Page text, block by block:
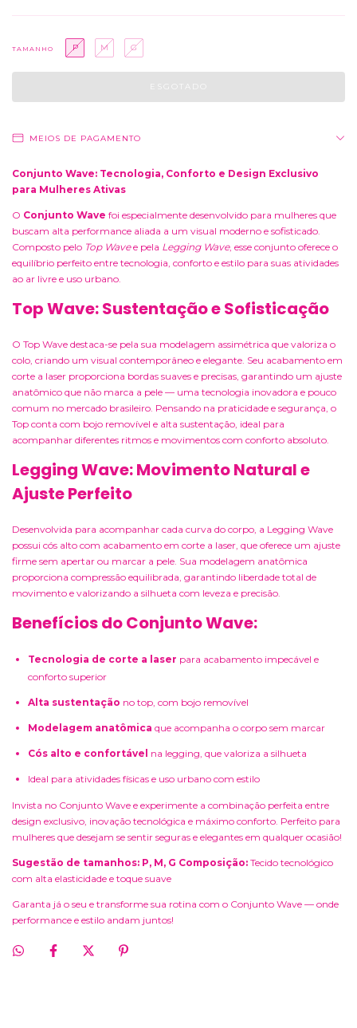
TAMANHO P M G
MEIOS DE PAGAMENTO
Conjunto Wave: Tecnologia, Conforto e Design Exclusivo
para Mulheres Ativas
O Conjunto Wave foi especialmente desenvolvido para mulheres que
buscam alta performance aliada a um visual moderno e sofisticado.
Composto pelo Top Wavee pela Legging Wave, esse conjunto oferece o
equilíbrio perfeito entre tecnologia, conforto e estilo para suas atividades
ao ar livre e uso urbano.
Top Wave: Sustentação e Sofisticação
O Top Wave destaca-se pela sua modelagem assimétrica que valoriza o
colo, criando um visual contemporâneo e elegante. Seu acabamento em
corte a laser proporciona bordas suaves e precisas, garantindo um ajuste
anatômico que não marca a pele — uma tecnologia inovadora e pouco
comum no mercado brasileiro. Pensando na praticidade e segurança, o
Top conta com bojo removível e alta sustentação, ideal para
acompanhar diferentes ritmos e movimentos com conforto absoluto.
Legging Wave: Movimento Natural e
Ajuste Perfeito
Desenvolvida para acompanhar cada curva do corpo, a Legging Wave
possui cós alto com acabamento em corte a laser, que oferece um ajuste
firme sem apertar ou marcar a pele. Sua modelagem anatômica
proporciona compressão equilibrada, garantindo liberdade total de
movimento e valorizando a silhueta com leveza e precisão.
Benefícios do Conjunto Wave:
Tecnologia de corte a laser para acabamento impecável e
conforto superior
Alta sustentação no top, com bojo removível
Modelagem anatômica que acompanha o corpo sem marcar
Cós alto e confortável na legging, que valoriza a silhueta
Ideal para atividades físicas e uso urbano com estilo
Invista no Conjunto Wave e experimente a combinação perfeita entre
design exclusivo, inovação tecnológica e máximo conforto. Perfeito para
mulheres que desejam se sentir seguras e elegantes em qualquer ocasião!
Sugestão de tamanhos: P, M, G Composição: Tecido tecnológico
com alta elasticidade e toque suave
Garanta já o seu e transforme sua rotina com o Conjunto Wave — onde
performance e estilo andam juntos!